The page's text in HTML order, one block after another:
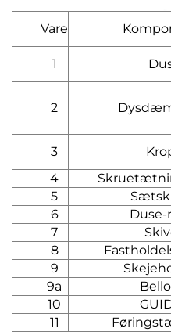
Vare
1
2
3
4
5
6
Duse-
7
8
9
9a
10
11